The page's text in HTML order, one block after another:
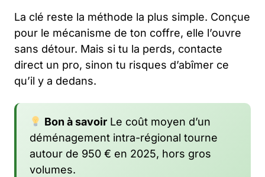
La clé reste la méthode la plus simple. Conçue
pour le mécanisme de ton coffre, elle l’ouvre
sans détour. Mais si tu la perds, contacte
direct un pro, sinon tu risques d’abîmer ce
qu’il y a dedans.
Bon à savoirLe coût moyen d’un
déménagement intra-régional tourne
autour de 950 € en 2025, hors gros
volumes.